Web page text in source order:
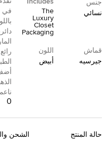
جنس
نسائي
The
Luxury
Closet
Packaging
قماش
جيرسيه
اللون
أبيض
في
0
حالة المنتج الشحن